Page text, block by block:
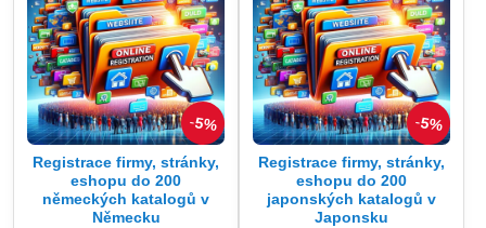
5%
Registrace firmy, stránky,
eshopu do 200
německých katalogů v
Německu
5%
Registrace firmy, stránky,
eshopu do 200
japonských katalogů v
Japonsku